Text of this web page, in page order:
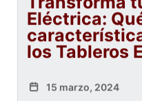
Eléctrica:
los Tableros
15 marzo, 2024